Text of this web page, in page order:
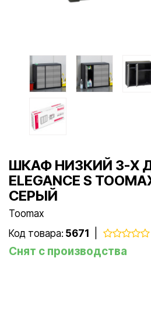
ШКАФ НИЗКИЙ 3-Х
ELEGANCE S
СЕРЫЙ
Toomax
Код товара: 5671
Снят с производства